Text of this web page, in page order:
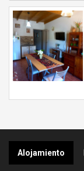
Alojamiento